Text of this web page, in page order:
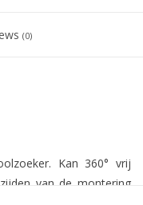
(0)
Kan 360° vrij
van de montering